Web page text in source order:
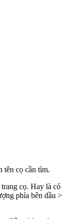
tên cọ cần tìm.
cọ. Hay là có
phía bên dầu >